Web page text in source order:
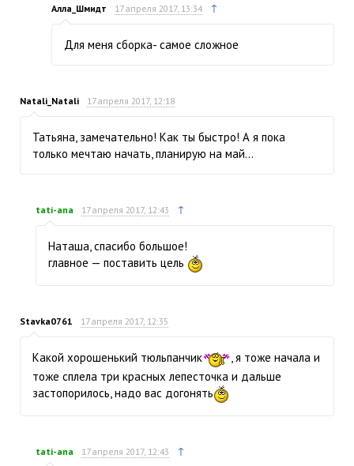
Алла_Шмидт 17 апреля 2017, 13:34 ↑
Для меня сборка- самое сложное
Natali_Natali 17 апреля 2017, 12:18
Татьяна, замечательно! Как ты быстро! А я пока
только мечтаю начать, планирую на май…
tati-ana 17 апреля 2017, 12:43 ↑
Наташа, спасибо большое!
главное — поставить цель
Stavka0761 17 апреля 2017, 12:35
Какой хорошенький тюльпанчик
, я тоже начала и
тоже сплела три красных лепесточка и дальше
застопорилось, надо вас догонять
tati-ana 17 апреля 2017, 12:43 ↑